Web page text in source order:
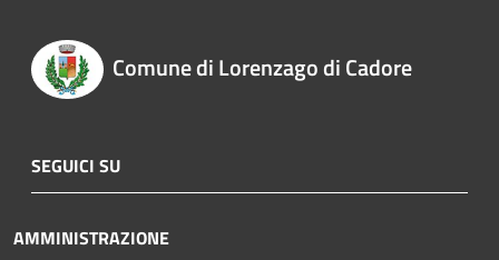
Comune di Lorenzago di Cadore
SEGUICI SU
AMMINISTRAZIONE